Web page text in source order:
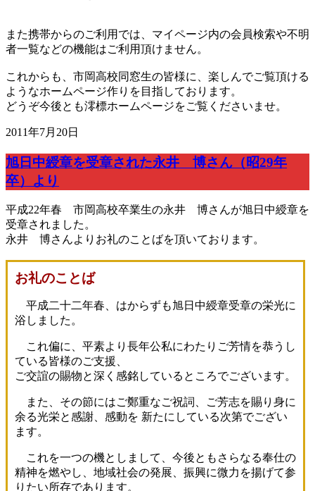
また携帯からのご利用では、マイページ内の会員検索や不明
者一覧などの機能はご利用頂けません。
これからも、市岡高校同窓生の皆様に、楽しんでご覧頂ける
ようなホームページ作りを目指しております。
どうぞ今後とも澪標ホームページをご覧くださいませ。
2011年7月20日
旭日中綬章を受章された永井 博さん（昭29年
卒）より
平成22年春 市岡高校卒業生の永井 博さんが旭日中綬章を
受章されました。
永井 博さんよりお礼のことばを頂いております。
お礼のことば
平成二十二年春、はからずも旭日中綬章受章の栄光に
浴しました。
これ偏に、平素より長年公私にわたりご芳情を恭うし
ている皆様のご支援、
ご交誼の賜物と深く感銘しているところでございます。
また、その節にはご鄭重なご祝詞、ご芳志を賜り身に
余る光栄と感謝、感動を 新たにしている次第でござい
ます。
これを一つの機としまして、今後ともさらなる奉仕の
精神を燃やし、地域社会の発展、振興に微力を揚げて参
りたい所存であります。